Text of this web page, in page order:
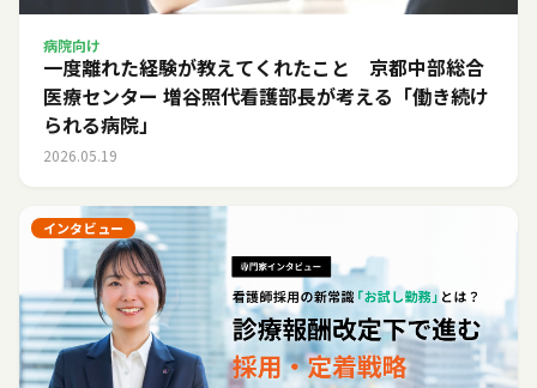
病院向け
一度離れた経験が教えてくれたこと 京都中部総合
医療センター 増谷照代看護部長が考える「働き続け
られる病院」
2026.05.19
インタビュー